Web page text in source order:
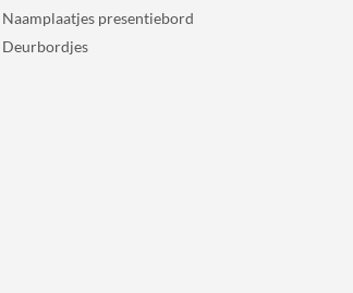
Naamplaatjes presentiebord
Deurbordjes